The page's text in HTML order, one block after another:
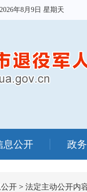
2026年8月9日 星期天
息公开 政
开 > 法定主动公开内